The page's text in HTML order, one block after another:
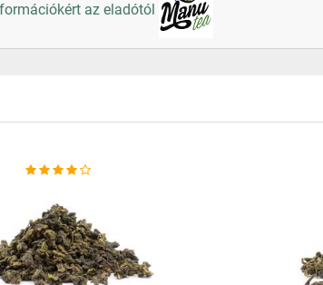
az eladótól